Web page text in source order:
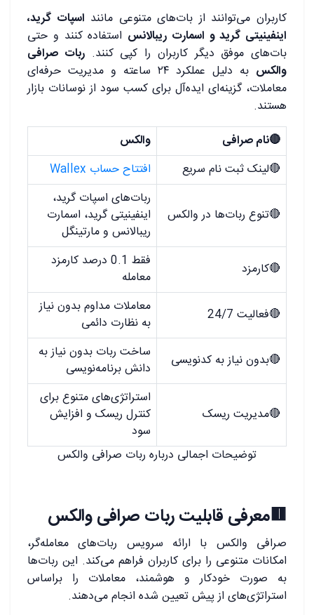
کاربران می‌توانند از بات‌های متنوعی مانند اسپات گرید،
اینفینیتی گرید و اسمارت ریبالانس استفاده کنند و حتی
بات‌های موفق دیگر کاربران را کپی کنند.ربات‌ صرافی
والکس
به دلیل عملکرد ۲۴ ساعته و مدیریت حرفه‌ای
معاملات، گزینه‌ای ایده‌آل برای کسب سود از نوسانات بازار
هستند.
🔴نام صرافی
والکس
🔴لینک ثبت نام سریع
افتتاح حساب Wallex
🔴تنوع ربات‌ها در والکس
ربات‌های اسپات گرید،
اینفینیتی گرید، اسمارت
ریبالانس و مارتینگل
🔴کارمزد
فقط 0.1 درصد کارمزد
معامله
🔴فعالیت 24/7
معاملات مداوم بدون نیاز
به نظارت دائمی
🔴بدون نیاز به کدنویسی
ساخت ربات بدون نیاز به
دانش برنامه‌نویسی
🔴مدیریت ریسک
استراتژی‌های متنوع برای
کنترل ریسک و افزایش
سود
توضیحات اجمالی درباره ربات صرافی والکس
🟥معرفی قابلیت ربات صرافی والکس
صرافی والکس با ارائه سرویس ربات‌های معامله‌گر،
امکانات متنوعی را برای کاربران فراهم می‌کند. این ربات‌ها
به صورت خودکار و هوشمند، معاملات را براساس
استراتژی‌های از پیش تعیین شده انجام می‌دهند.